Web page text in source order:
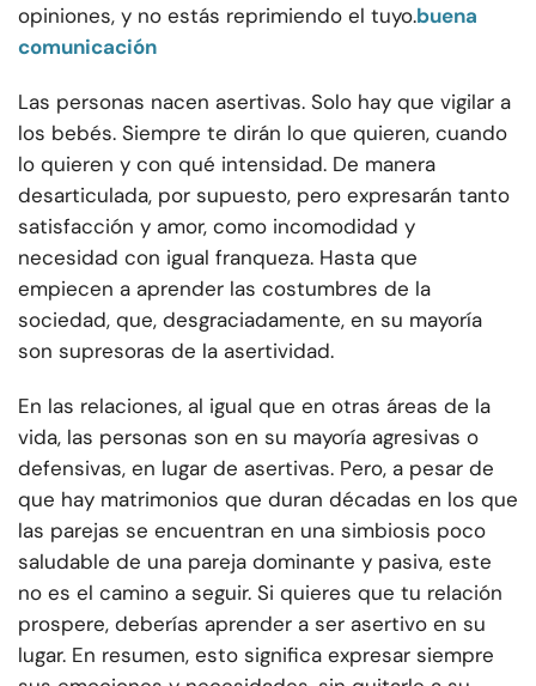
opiniones, y no estás reprimiendo el tuyo.buena
comunicación
Las personas nacen asertivas. Solo hay que vigilar a
los bebés. Siempre te dirán lo que quieren, cuando
lo quieren y con qué intensidad. De manera
desarticulada, por supuesto, pero expresarán tanto
satisfacción y amor, como incomodidad y
necesidad con igual franqueza. Hasta que
empiecen a aprender las costumbres de la
sociedad, que, desgraciadamente, en su mayoría
son supresoras de la asertividad.
En las relaciones, al igual que en otras áreas de la
vida, las personas son en su mayoría agresivas o
defensivas, en lugar de asertivas. Pero, a pesar de
que hay matrimonios que duran décadas en los que
las parejas se encuentran en una simbiosis poco
saludable de una pareja dominante y pasiva, este
no es el camino a seguir. Si quieres que tu relación
prospere, deberías aprender a ser asertivo en su
lugar. En resumen, esto significa expresar siempre